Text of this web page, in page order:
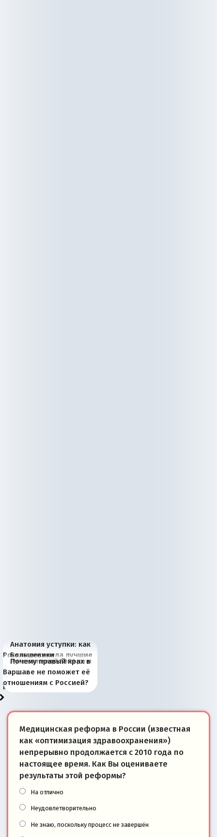
Анатомия уступки: как
Россия потеряла лучшие
рыбопромысловые
районы Баренцева
моря
Большевики
отличаются от «Яблока»
тем, что они -
победители
Киевская марионетка
Запада рассказала о
«переобувании» хозяев
В России назрели
перемены: 15 шагов к
суверенной экономике
Миграционный пожар
Европы
Россия начинает
сбрасывать балласт
Анкориджа
Россия зимой 1904
года: первые уступки во
внутренней политике
Русская нация вчера и
сегодня
Почему правый крах в
Варшаве не поможет её
отношениям с Россией?
Медицинская реформа в России (известная
как «оптимизация здравоохранения»)
непрерывно продолжается с 2010 года по
настоящее время. Как Вы оцениваете
результаты этой реформы?
На отлично
Неудовлетворительно
Не знаю, поскольку процесс не завершён